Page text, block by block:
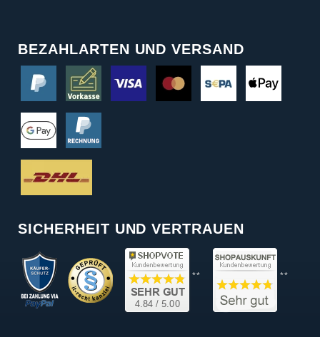
BEZAHLARTEN UND VERSAND
SICHERHEIT UND VERTRAUEN
** **